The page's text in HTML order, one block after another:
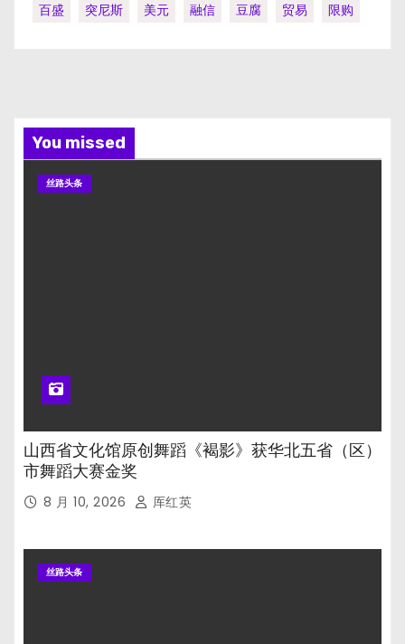
百盛
突尼斯 美元 融信 豆腐 贸易 限购
You missed
丝路头条
山西省文化馆原创舞蹈《褐影》获华北五省（区）
市舞蹈大赛金奖
8 月 10, 2026 厍红英
丝路头条